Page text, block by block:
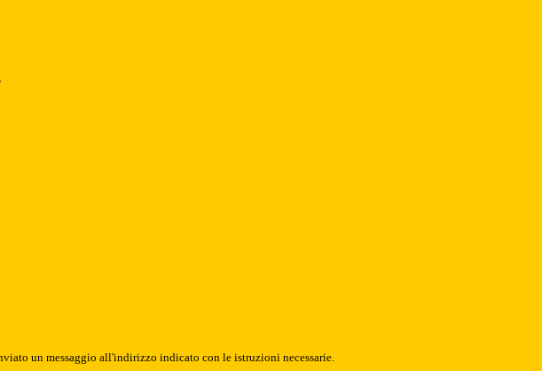
un messaggio all'indirizzo indicato con le istruzioni necessarie.